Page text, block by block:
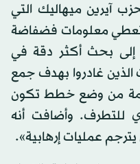
آيرين ميهاليك التي
تعطي معلومات فضفاضة
إلى بحث أكثر دقة في
الذين غادروا بهدف جمع
من وضع خطط تكون
للتطرف. وأضافت أنه
عمليات إرهابية».